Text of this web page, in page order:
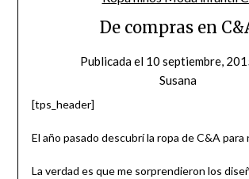
De compras en
Publicada el 10 septiembre,
Susana
[tps_header]
El año pasado descubrí la ropa de C&A para
La verdad es que me sorprendieron los